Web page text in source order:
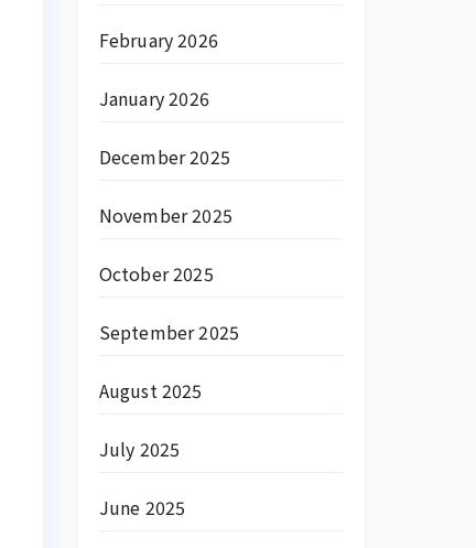
February 2026
January 2026
December 2025
November 2025
October 2025
September 2025
August 2025
July 2025
June 2025